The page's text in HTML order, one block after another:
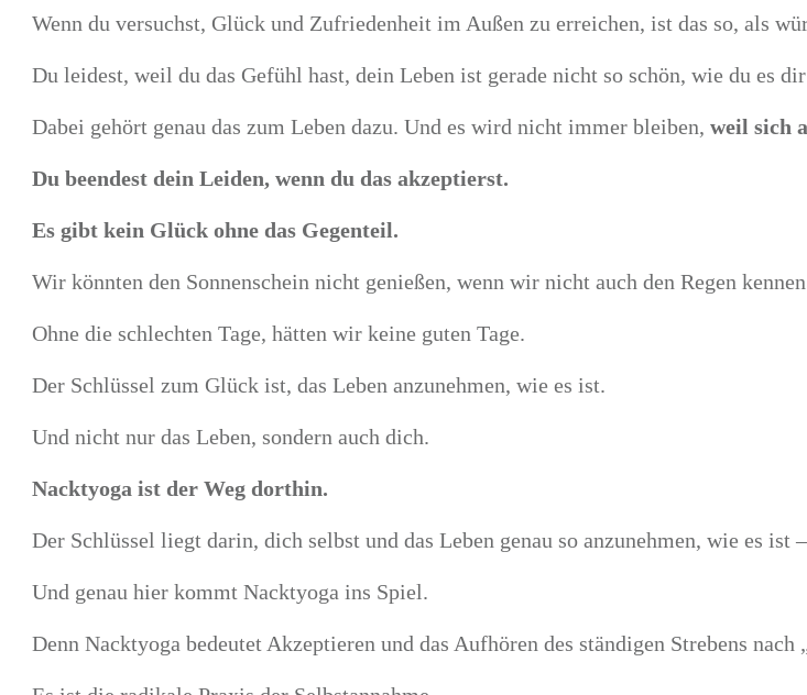
Wenn du versuchst, Glück und Zufriedenheit im Außen zu erreichen, ist das so, als
Du leidest, weil du das Gefühl hast, dein Leben ist gerade nicht so schön, wie du es
Dabei gehört genau das zum Leben dazu. Und es wird nicht immer bleiben, weil sich
Du beendest dein Leiden, wenn du das akzeptierst.
Es gibt kein Glück ohne das Gegenteil.
Wir könnten den Sonnenschein nicht genießen, wenn wir nicht auch den Regen
Ohne die schlechten Tage, hätten wir keine guten Tage.
Der Schlüssel zum Glück ist, das Leben anzunehmen, wie es ist.
Und nicht nur das Leben, sondern auch dich.
Nacktyoga ist der Weg dorthin.
Der Schlüssel liegt darin, dich selbst und das Leben genau so anzunehmen, wie es
Und genau hier kommt Nacktyoga ins Spiel.
Denn Nacktyoga bedeutet Akzeptieren und das Aufhören des ständigen Strebens nach